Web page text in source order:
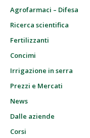
Agrofarmaci – Difesa
Ricerca scientifica
Fertilizzanti
Concimi
Irrigazione in serra
Prezzi e Mercati
News
Dalle aziende
Corsi